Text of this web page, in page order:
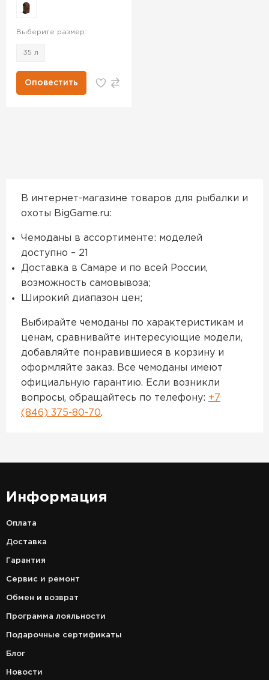
Выберите размер:
35 л
Оповестить
В интернет-магазине товаров для рыбалки и
охоты BigGame.ru:
Чемоданы в ассортименте: моделей
доступно – 21
Доставка в Самаре и по всей России,
возможность самовывоза;
Широкий диапазон цен;
Выбирайте чемоданы по характеристикам и
ценам, сравнивайте интересующие модели,
добавляйте понравившиеся в корзину и
оформляйте заказ. Все чемоданы имеют
официальную гарантию. Если возникли
вопросы, обращайтесь по телефону: +7
(846) 375-80-70.
Информация
Оплата
Доставка
Гарантия
Сервис и ремонт
Обмен и возврат
Программа лояльности
Подарочные сертификаты
Блог
Новости